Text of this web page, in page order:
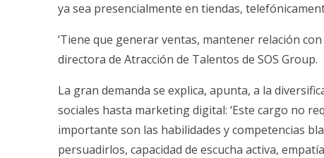
ya sea presencialmente en tiendas,
‘Tiene que generar ventas, mantener relación
directora de Atracción de Talentos de SOS Group.
La gran demanda se explica, apunta, a la
sociales hasta marketing digital: ‘Este cargo no
importante son las habilidades y competencias
persuadirlos, capacidad de escucha activa,